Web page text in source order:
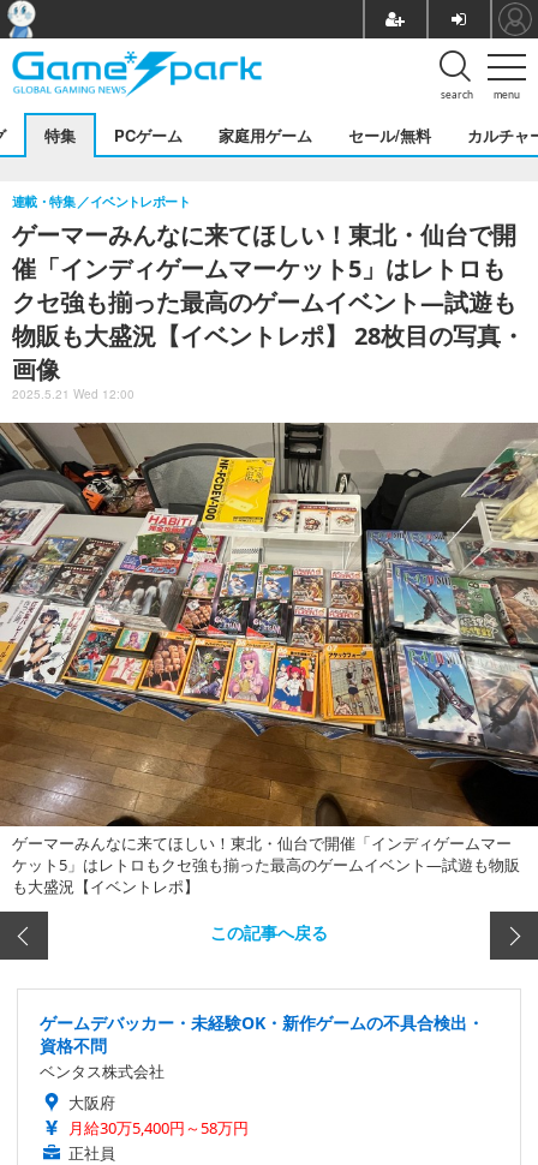
menu
search
特集 PCゲーム 家庭用ゲーム セール/無料 カルチャ
ゲーマーみんなに来てほしい！東北・仙台で開
催「インディゲームマーケット5」はレトロも
クセ強も揃った最高のゲームイベント―試遊も
物販も大盛況【イベントレポ】 28枚目の写真・
画像
連載・特集 イベントレポート
2025.5.21 Wed 12:00
ゲーマーみんなに来てほしい！東北・仙台で開催「インディゲームマー
ケット5」はレトロもクセ強も揃った最高のゲームイベント―試遊も物販
も大盛況【イベントレポ】
この記事へ戻る
ゲームデバッカー・未経験OK・新作ゲームの不具合検出・
資格不問
ベンタス株式会社
大阪府
月給30万5,400円～58万円
正社員